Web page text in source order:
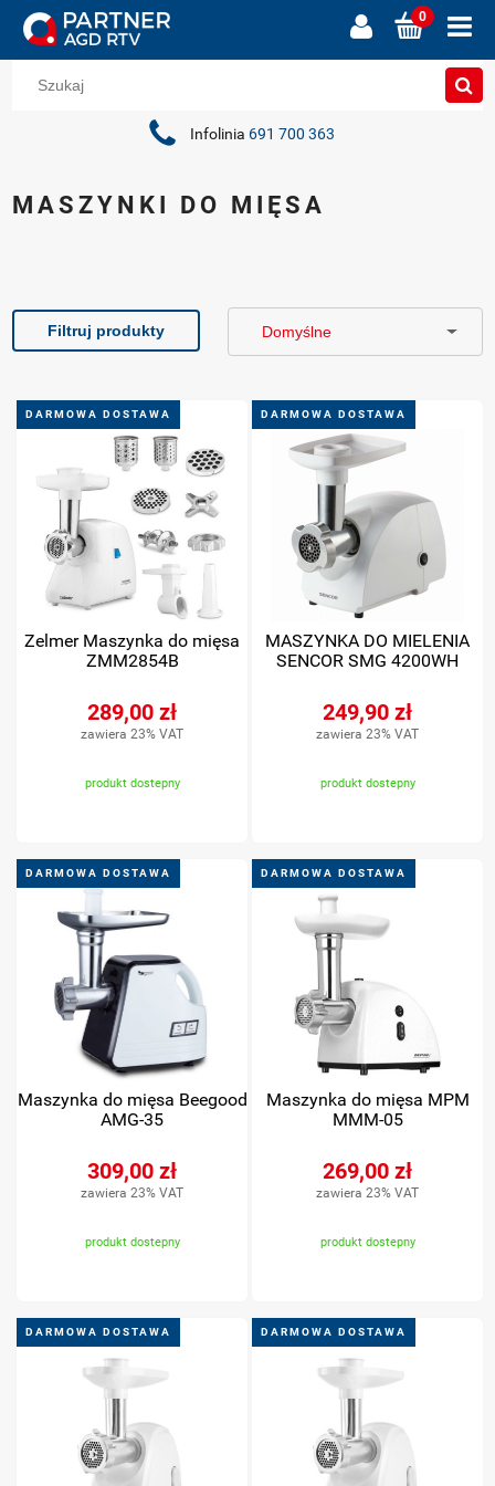
Infolinia 691 700 363
MASZYNKI DO MIĘSA
Filtruj produkty
Zelmer Maszynka do mięsa
ZMM2854B
289,00 zł
zawiera 23% VAT
produkt dostepny
DARMOWA DOSTAWA
MASZYNKA DO MIELENIA
SENCOR SMG 4200WH
249,90 zł
zawiera 23% VAT
produkt dostepny
DARMOWA DOSTAWA
Maszynka do mięsa Beegood
AMG-35
309,00 zł
zawiera 23% VAT
produkt dostepny
DARMOWA DOSTAWA
Maszynka do mięsa MPM
MMM-05
269,00 zł
zawiera 23% VAT
produkt dostepny
DARMOWA DOSTAWA
DARMOWA DOSTAWA DARMOWA DOSTAWA